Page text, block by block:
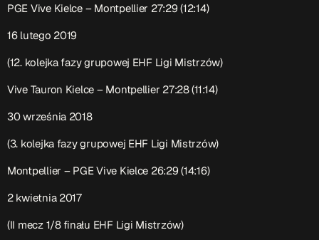
PGE Vive Kielce – Montpellier 27:29 (12:14)
16 lutego 2019
(12. kolejka fazy grupowej EHF Ligi Mistrzów)
Vive Tauron Kielce – Montpellier 27:28 (11:14)
30 września 2018
(3. kolejka fazy grupowej EHF Ligi Mistrzów)
Montpellier – PGE Vive Kielce 26:29 (14:16)
2 kwietnia 2017
(II mecz 1/8 finału EHF Ligi Mistrzów)